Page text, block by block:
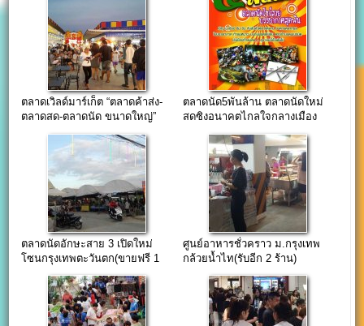
ตลาดเวิลด์มาร์เก็ต “ตลาดค้าส่ง-
ตลาดสด-ตลาดนัด ขนาดใหญ่”
ตลาดนัด5พันล้าน ตลาดนัดใหม่
สดซิงอนาคตไกลใจกลางเมือง
ตลาดนัดอักษะสาย 3 เปิดใหม่
โซนกรุงเทพตะวันตก(ขายฟรี 1
ศูนย์อาหารชั่วคราว ม.กรุงเทพ
กล้วยน้ำไท(รับอีก 2 ร้าน)